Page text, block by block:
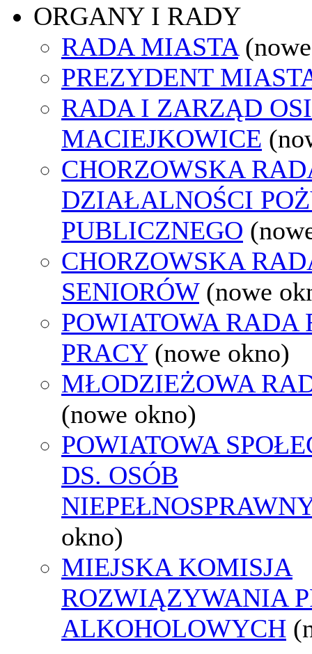
ORGANY I RADY
RADA MIASTA
PREZYDENT
RADA I ZARZĄD
MACIEJKOWICE
CHORZOWSKA
DZIAŁALNOŚCI
PUBLICZNEGO
CHORZOWSKA
SENIORÓW (nowe
POWIATOWA RADA
PRACY (nowe okno)
MŁODZIEŻOWA
(nowe okno)
POWIATOWA
DS. OSÓB
okno)
MIEJSKA KOMISJA
ROZWIĄZYWANIA
ALKOHOLOWYCH